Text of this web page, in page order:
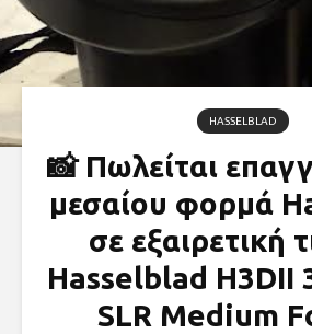
HASSELBLAD
📸 Πωλείται
μεσαίου φορμά
σε εξαιρετική
Hasselblad H3DII
SLR Medium